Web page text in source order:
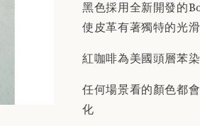
黑色採用全新開發的
使皮革有著獨特的光
紅咖啡為美國頭層苯
任何場景看的顏色都
化